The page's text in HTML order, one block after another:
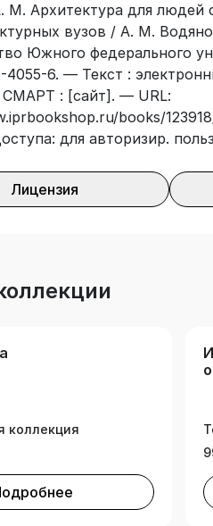
наследия,
городской среды.
М. Архитектура для людей
вузов / А. М.
Южного федерального
4055-6. — Текст :
СМАРТ : [сайт]. — URL:
books/
для авторизир.
Лицензия
коллекция